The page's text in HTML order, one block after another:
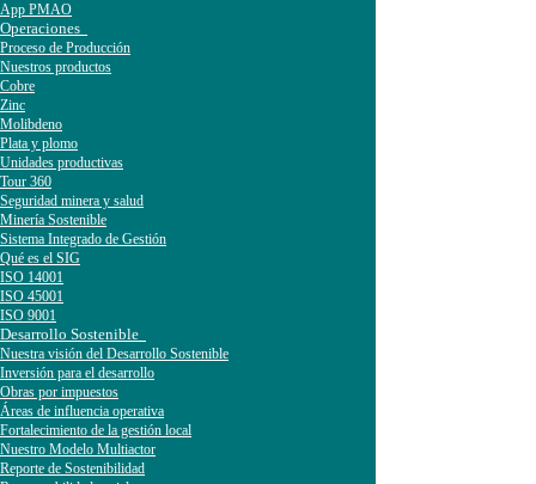
App PMAO
Operaciones
Proceso de Producción
Nuestros productos
Cobre
Zinc
Molibdeno
Plata y plomo
Unidades productivas
Tour 360
Seguridad minera y salud
Minería Sostenible
Sistema Integrado de Gestión
Qué es el SIG
ISO 14001
ISO 45001
ISO 9001
Desarrollo Sostenible
Nuestra visión del Desarrollo Sostenible
Inversión para el desarrollo
Obras por impuestos
Áreas de influencia operativa
Fortalecimiento de la gestión local
Nuestro Modelo Multiactor
Reporte de Sostenibilidad